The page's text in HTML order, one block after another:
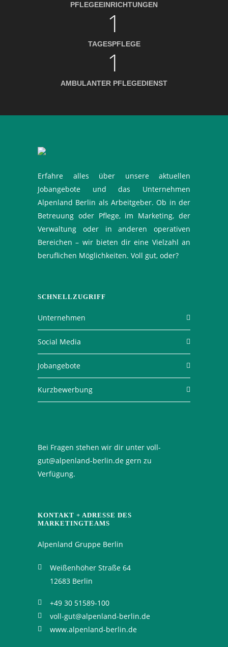
PFLEGEEINRICHTUNGEN
1
TAGESPFLEGE
1
AMBULANTER PFLEGEDIENST
Erfahre alles über unsere aktuellen
Jobangebote und das Unternehmen
Alpenland Berlin als Arbeitgeber. Ob in der
Betreuung oder Pflege, im Marketing, der
Verwaltung oder in anderen operativen
Bereichen – wir bieten dir eine Vielzahl an
beruflichen Möglichkeiten. Voll gut, oder?
SCHNELLZUGRIFF
Unternehmen
Social Media
Jobangebote
Kurzbewerbung
Bei Fragen stehen wir dir unter voll-
gut@alpenland-berlin.de gern zu
Verfügung.
KONTAKT + ADRESSE DES
MARKETINGTEAMS
Alpenland Gruppe Berlin
Weißenhöher Straße 64
12683 Berlin
+49 30 51589-100
voll-gut@alpenland-berlin.de
www.alpenland-berlin.de